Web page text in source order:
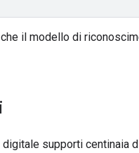
il modello di
supporti centinaia